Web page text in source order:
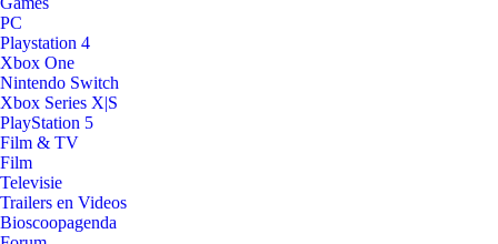
PC
Playstation 4
Xbox One
Nintendo Switch
Xbox Series X|S
PlayStation 5
Film & TV
Film
Televisie
Trailers en Videos
Bioscoopagenda